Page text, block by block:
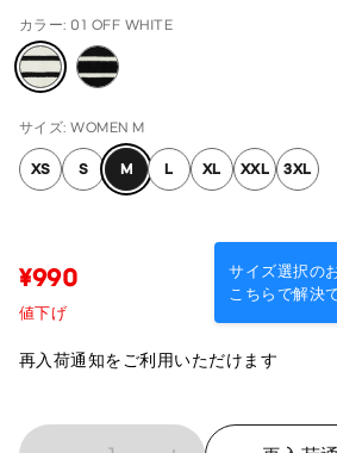
カラー: 01 OFF WHITE
サイズ: WOMEN M
XS S M L XL XXL 3XL
サイズ選択の
こちらで解決
¥990
値下げ
再入荷通知をご利用いただけます